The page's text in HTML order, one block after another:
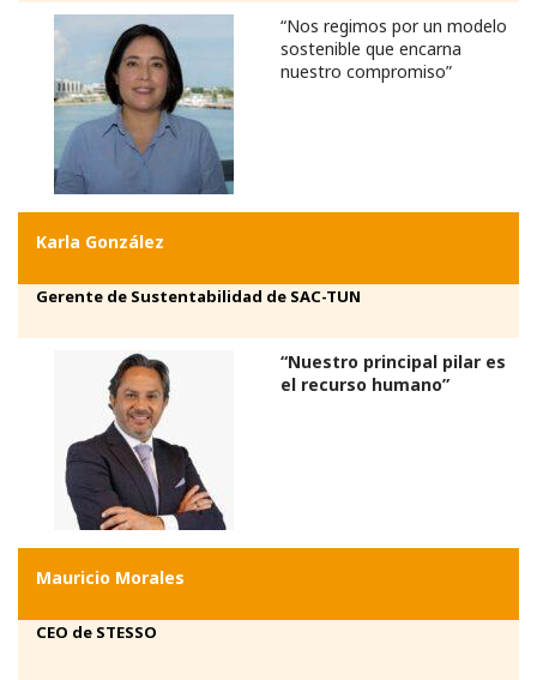
“Nos regimos por un modelo
sostenible que encarna
nuestro compromiso”
Karla González
Gerente de Sustentabilidad de SAC-TUN
“Nuestro principal pilar es
el recurso humano”
Mauricio Morales
CEO de STESSO